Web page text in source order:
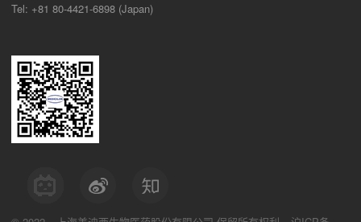
Tel: +81 80-4421-6898 (Japan)